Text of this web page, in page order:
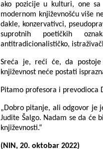
ako pozicije u kulturi, one
modernom književnošću više
dakle, konzervativci,
suprotnih poetičkih
antitradicionalističko,
Sreća je, reći će, da
književnost neće postati
Pitamo profesora i prevodioca
„Dobro pitanje, ali odgovor je
Judite Šalgo. Nadam se da će
književnosti.“
(NIN, 20. oktobar 2022)